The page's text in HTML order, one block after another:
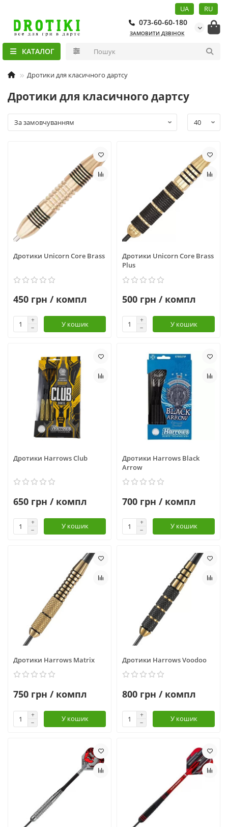
UA RU
073-60-60-180
ЗАМОВИТИ ДЗВІНОК
КАТАЛОГ
Дротики для класичного дартсу
Дротики для класичного дартсу
Дротики Unicorn Core Brass
450 грн / компл
У кошик
Дротики Unicorn Core Brass
Plus
500 грн / компл
У кошик
Дротики Harrows Club
650 грн / компл
У кошик
Дротики Harrows Black
Arrow
700 грн / компл
У кошик
Дротики Harrows Matrix
750 грн / компл
У кошик
Дротики Harrows Voodoo
800 грн / компл
У кошик